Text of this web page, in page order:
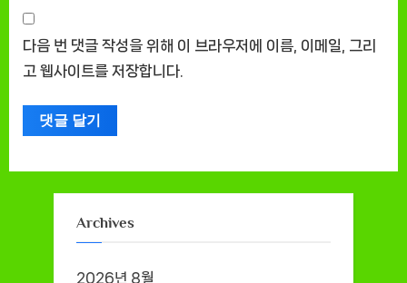
다음 번 댓글 작성을 위해 이 브라우저에 이름, 이메일, 그리
고 웹사이트를 저장합니다.
Archives
2026년 8월